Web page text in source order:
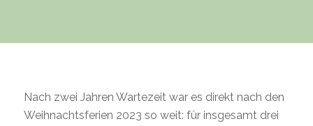
Nach zwei Jahren Wartezeit war es direkt nach den
Weihnachtsferien 2023 so weit: für insgesamt drei